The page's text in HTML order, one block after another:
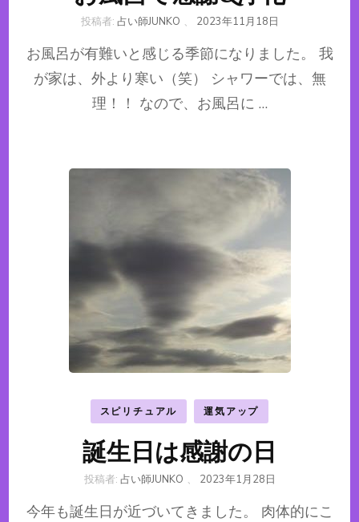
投稿者: 占い師JUNKO 、 2023年11月18日
お風呂が有難いと感じる季節になりました。 我
が家は、外より寒い（笑） シャワーでは、無
理！！ なので、お風呂に …
スピリチュアル 運気アップ
誕生日は感謝の日
投稿者: 占い師JUNKO 、 2023年1月28日
今年も誕生日が近づいてきました。 肉体的にこ